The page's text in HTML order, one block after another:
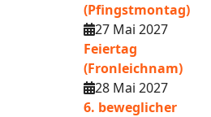
(Pfingstmontag)
27 Mai 2027
Feiertag
(Fronleichnam)
28 Mai 2027
6. beweglicher